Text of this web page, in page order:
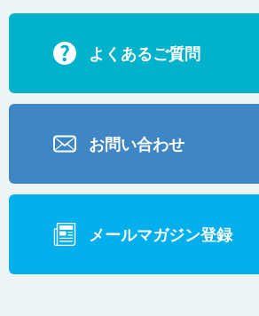
ECD2700
BD200・BD1000
よくあるご質問
お問い合わせ
メールマガジン登録